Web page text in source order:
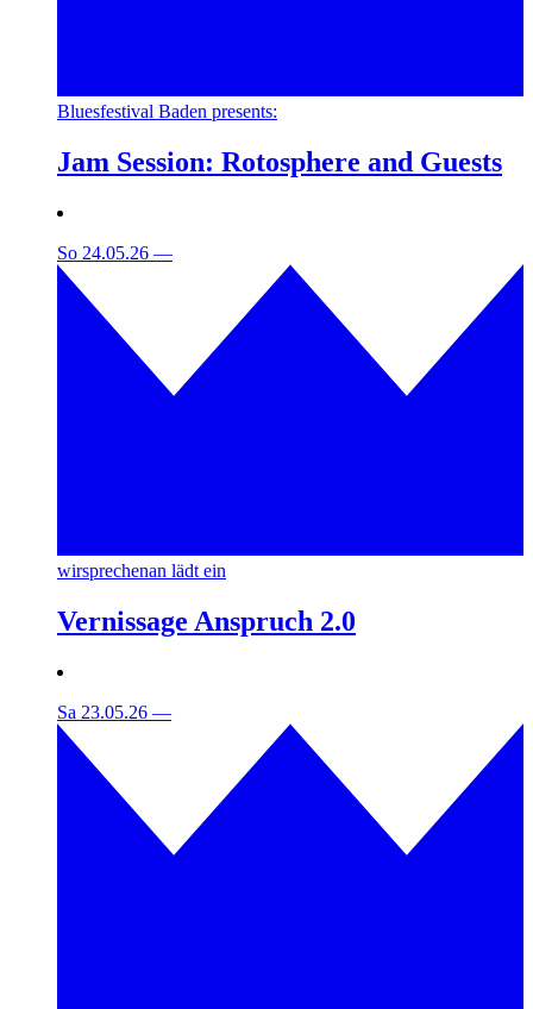
Bluesfestival Baden presents:
Jam Session: Rotosphere and Guests
So 24.05.26 —
wirsprechenan lädt ein
Vernissage Anspruch 2.0
Sa 23.05.26 —